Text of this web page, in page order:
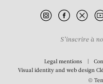
S’inscrire à
Legal mentions
Visual identity and web design
©